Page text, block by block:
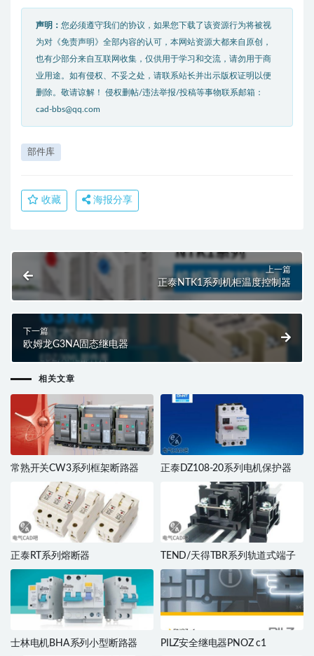
声明： 您必须遵守我们的协议，如果您下载了该资源行为将被视
为对《免责声明》全部内容的认可，本网站资源大都来自原创，
也有少部分来自互联网收集，仅供用于学习和交流，请勿用于商
业用途。如有侵权、不妥之处，请联系站长并出示版权证明以便
删除。敬请谅解！ 侵权删帖/违法举报/投稿等事物联系邮箱：
cad-bbs@qq.com
部件库
收藏 海报分享
上一篇
正泰NTK1系列机柜温度控制器
下一篇
欧姆龙G3NA固态继电器
相关文章
常熟开关CW3系列框架断路器 正泰DZ108-20系列电机保护器
正泰RT系列熔断器 TEND/天得TBR系列轨道式端子
士林电机BHA系列小型断路器 PILZ安全继电器PNOZ c1